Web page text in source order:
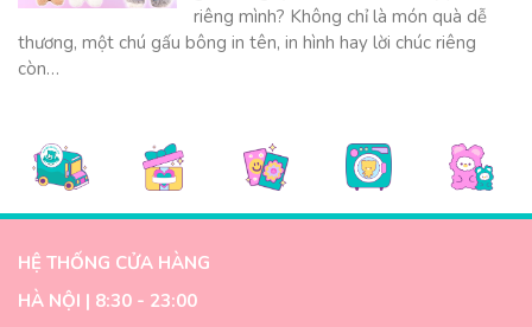
riêng mình? Không chỉ là món quà dễ
thương, một chú gấu bông in tên, in hình hay lời chúc riêng
còn…
HỆ THỐNG CỬA HÀNG
HÀ NỘI | 8:30 - 23:00